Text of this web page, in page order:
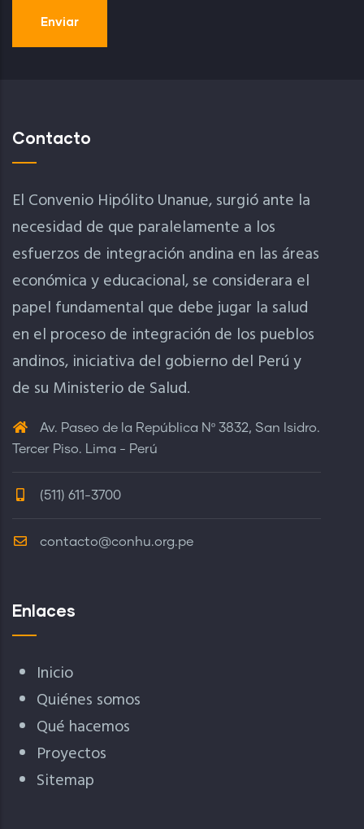
Contacto
El Convenio Hipólito Unanue, surgió ante la
necesidad de que paralelamente a los
esfuerzos de integración andina en las áreas
económica y educacional, se considerara el
papel fundamental que debe jugar la salud
en el proceso de integración de los pueblos
andinos, iniciativa del gobierno del Perú y
de su Ministerio de Salud.
Av. Paseo de la República Nº 3832, San Isidro.
Tercer Piso. Lima - Perú
(511) 611-3700
contacto@conhu.org.pe
Enlaces
Inicio
Quiénes somos
Qué hacemos
Proyectos
Sitemap